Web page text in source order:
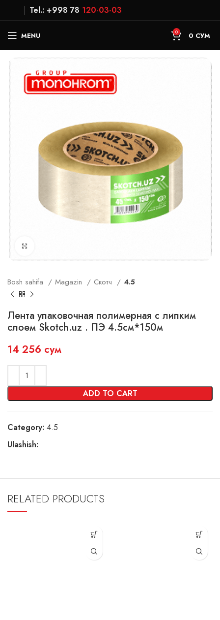
Tel.: +998 78 120-03-03
MENU 0 0 СУМ
Bosh sahifa Magazin Скотч 4.5
Лента упаковочная полимерная с липким
слоем Skotch.uz . ПЭ 4.5см*150м
14 256 сум
ADD TO CART
Category: 4.5
Ulashish:
RELATED PRODUCTS